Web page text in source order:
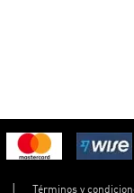
Términos y